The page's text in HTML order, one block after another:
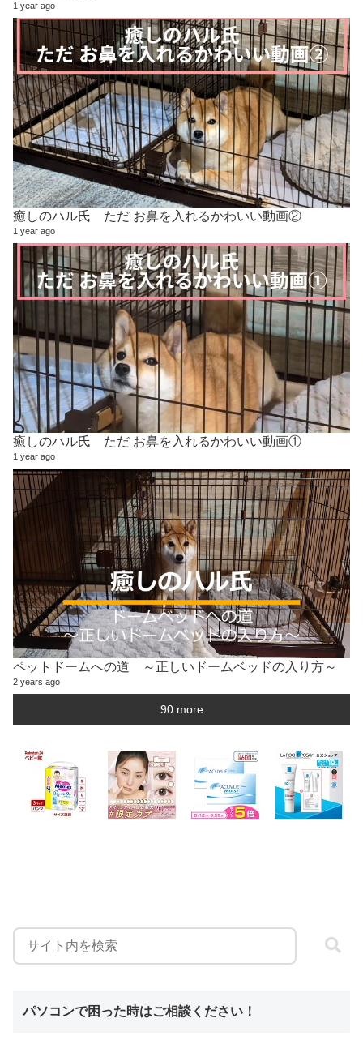
1 year ago
癒しのハル氏 ただ お鼻を入れるかわいい動画②
1 year ago
癒しのハル氏 ただ お鼻を入れるかわいい動画①
1 year ago
ペットドームへの道 ～正しいドームベッドの入り方～
2 years ago
90 more
パソコンで困った時はご相談ください！